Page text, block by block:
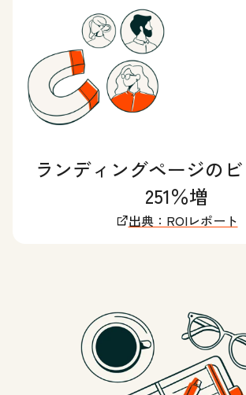
ランディングページの
251％増
出典：ROIレポート